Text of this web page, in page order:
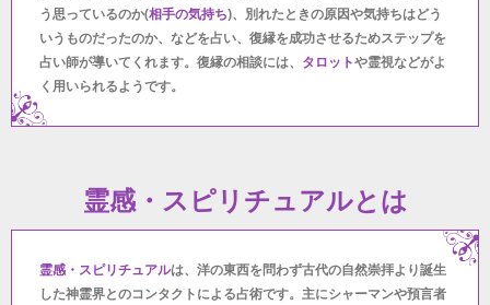
う思っているのか(相手の気持ち)、別れたときの原因や気持ちはどう
いうものだったのか、などを占い、復縁を成功させるためステップを
占い師が導いてくれます。復縁の相談には、 タロットや霊視などがよ
く用いられるようです。
霊感・スピリチュアルとは
霊感・スピリチュアルは、洋の東西を問わず古代の自然崇拝より誕生
した神霊界とのコンタクトによる占術です。主にシャーマンや預言者